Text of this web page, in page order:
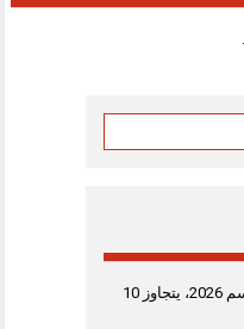
إنتاج القمح في مصر خلال موسم 2026، يتجاوز 10